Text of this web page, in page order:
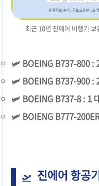
최근 10년 진에어 비행기
🛩️ BOEING B737-800 :
🛩️ BOEING B737-900 :
🛩️ BOEING B737-8 : 1
🛩️ BOIENG B777-
진에어 항공